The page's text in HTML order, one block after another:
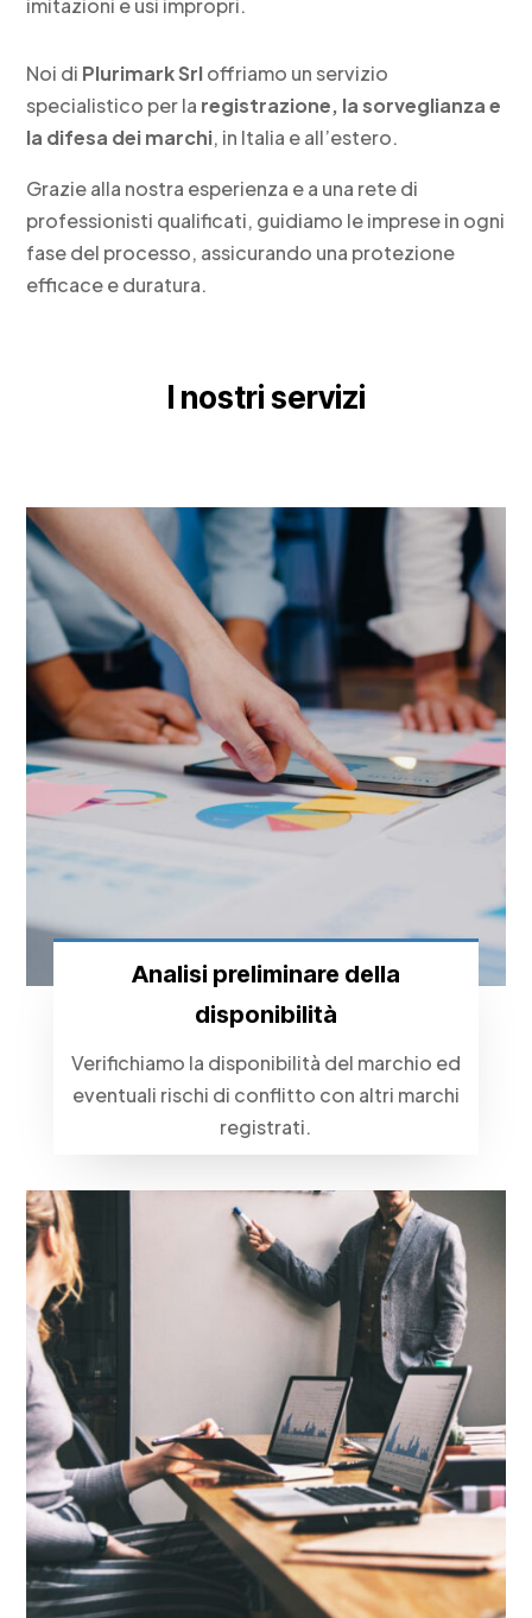
imitazioni e usi impropri.
Noi di Plurimark Srloffriamo un servizio
specialistico per la registrazione, la sorveglianza e
la difesa dei marchi, in Italia e all’estero.
Grazie alla nostra esperienza e a una rete di
professionisti qualificati, guidiamo le imprese in ogni
fase del processo, assicurando una protezione
efficace e duratura.
I nostri servizi
Analisi preliminare della
disponibilità
Verifichiamo la disponibilità del marchio ed
eventuali rischi di conflitto con altri marchi
registrati.